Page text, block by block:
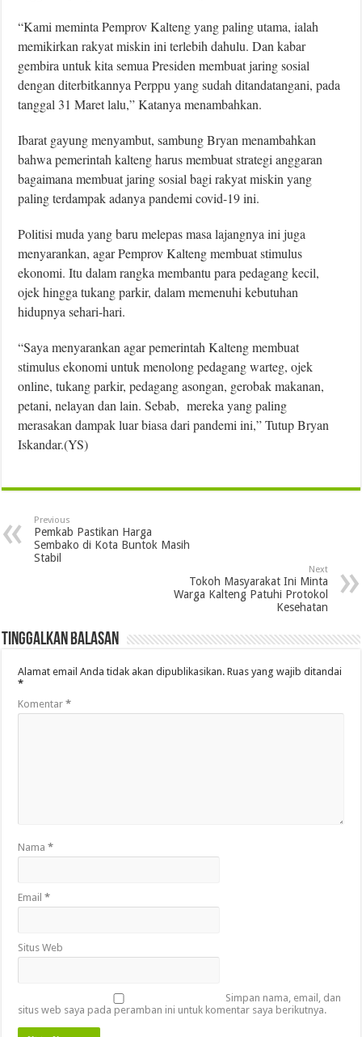
“Kami meminta Pemprov Kalteng yang paling utama, ialah
memikirkan rakyat miskin ini terlebih dahulu. Dan kabar
gembira untuk kita semua Presiden membuat jaring sosial
dengan diterbitkannya Perppu yang sudah ditandatangani, pada
tanggal 31 Maret lalu,” Katanya menambahkan.
Ibarat gayung menyambut, sambung Bryan menambahkan
bahwa pemerintah kalteng harus membuat strategi anggaran
bagaimana membuat jaring sosial bagi rakyat miskin yang
paling terdampak adanya pandemi covid-19 ini.
Politisi muda yang baru melepas masa lajangnya ini juga
menyarankan, agar Pemprov Kalteng membuat stimulus
ekonomi. Itu dalam rangka membantu para pedagang kecil,
ojek hingga tukang parkir, dalam memenuhi kebutuhan
hidupnya sehari-hari.
“Saya menyarankan agar pemerintah Kalteng membuat
stimulus ekonomi untuk menolong pedagang warteg, ojek
online, tukang parkir, pedagang asongan, gerobak makanan,
petani, nelayan dan lain. Sebab, mereka yang paling
merasakan dampak luar biasa dari pandemi ini,” Tutup Bryan
Iskandar.(YS)
Previous
Pemkab Pastikan Harga
Sembako di Kota Buntok Masih
Stabil
Next
Tokoh Masyarakat Ini Minta
Warga Kalteng Patuhi Protokol
Kesehatan
Tinggalkan Balasan
Alamat email Anda tidak akan dipublikasikan. Ruas yang wajib ditandai
*
Komentar*
Nama*
Email*
Situs Web
Simpan nama, email, dan
situs web saya pada peramban ini untuk komentar saya berikutnya.